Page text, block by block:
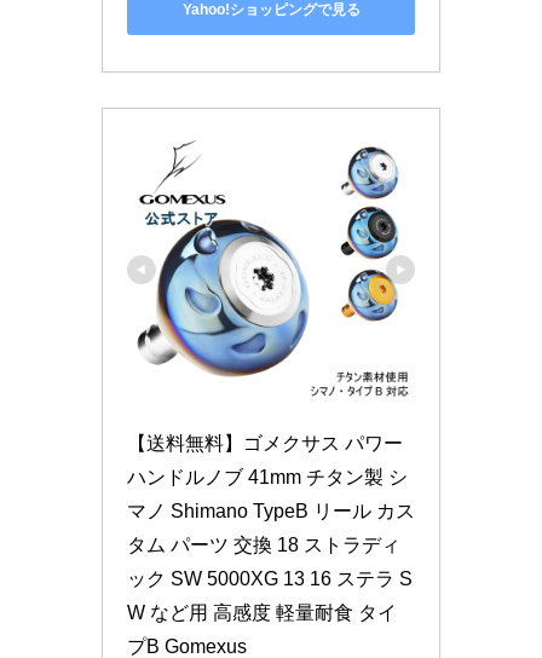
Yahoo!ショッピングで見る
【送料無料】ゴメクサス パワー
ハンドルノブ 41mm チタン製 シ
マノ Shimano TypeB リール カス
タム パーツ 交換 18 ストラディ
ック SW 5000XG 13 16 ステラ S
W など用 高感度 軽量耐食 タイ
プB Gomexus